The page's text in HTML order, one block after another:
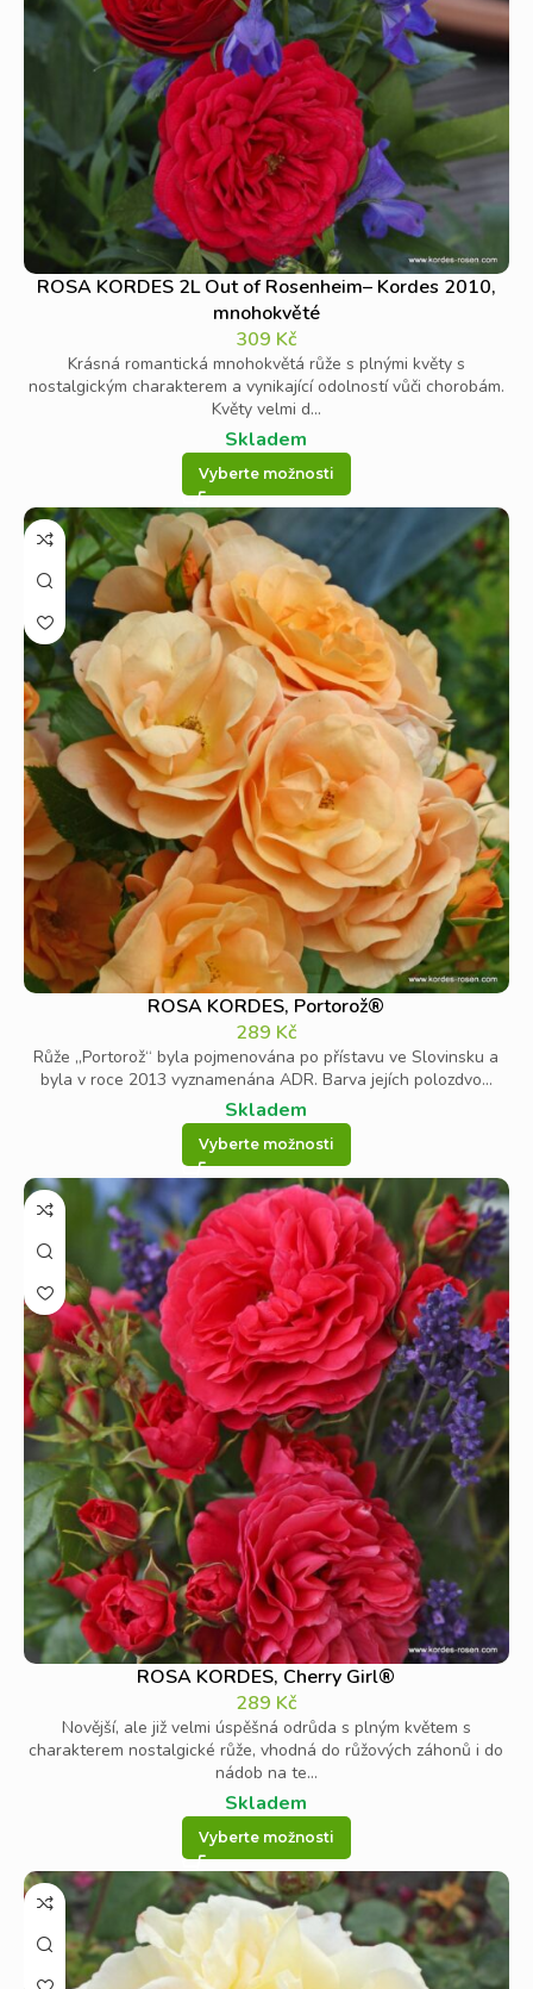
ROSA KORDES 2L Out of Rosenheim– Kordes 2010,
mnohokvěté
309 Kč
Krásná romantická mnohokvětá růže s plnými květy s
nostalgickým charakterem a vynikající odolností vůči chorobám.
Květy velmi d...
Skladem
Vyberte možnosti
ROSA KORDES, Portorož®
289 Kč
Růže „Portorož“ byla pojmenována po přístavu ve Slovinsku a
byla v roce 2013 vyznamenána ADR. Barva jejích polozdvo...
Skladem
Vyberte možnosti
ROSA KORDES, Cherry Girl®
289 Kč
Novější, ale již velmi úspěšná odrůda s plným květem s
charakterem nostalgické růže, vhodná do růžových záhonů i do
nádob na te...
Skladem
Vyberte možnosti